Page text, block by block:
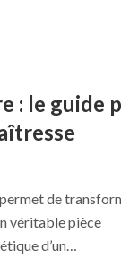
: le guide
de
véritable pièce
d’un…